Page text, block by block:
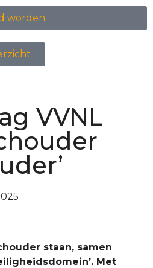
worden
VVNL
staan, samen
Met